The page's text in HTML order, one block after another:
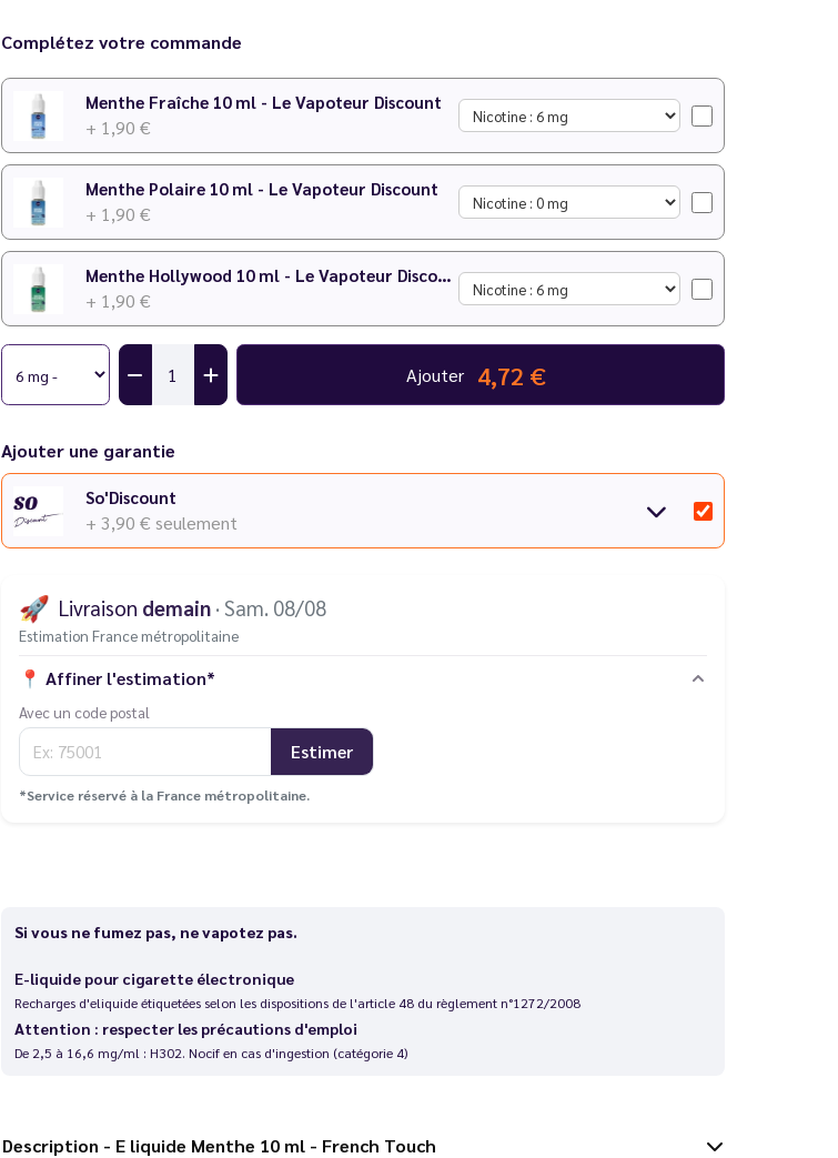
Complétez votre commande
Menthe Fraîche 10 ml - Le Vapoteur Discount
+ 1,90 €
Menthe Polaire 10 ml - Le Vapoteur Discount
+ 1,90 €
Menthe Hollywood 10 ml - Le Vapoteur Discount
+ 1,90 €
Ajouter 4,72 €
Ajouter une garantie
So'Discount
+ 3,90 € seulement
🚀 Livraison demain · Sam. 08/08
Estimation France métropolitaine
📍 Affiner l'estimation*
Avec un code postal
Estimer
*Service réservé à la France métropolitaine.
Si vous ne fumez pas, ne vapotez pas.
E-liquide pour cigarette électronique
Recharges d'eliquide étiquetées selon les dispositions de l'article 48 du règlement n°1272/2008
Attention : respecter les précautions d'emploi
De 2,5 à 16,6 mg/ml : H302. Nocif en cas d'ingestion (catégorie 4)
Description - E liquide Menthe 10 ml - French Touch